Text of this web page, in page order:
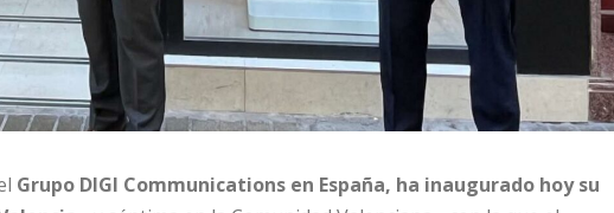
Grupo DIGI Communications en España, ha inaugurado hoy su